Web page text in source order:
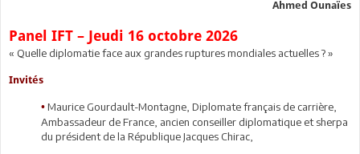
Ahmed Ounaïes
Panel IFT – Jeudi 16 octobre 2026
« Quelle diplomatie face aux grandes ruptures mondiales actuelles ? »
Invités
• Maurice Gourdault-Montagne, Diplomate français de carrière,
Ambassadeur de France, ancien conseiller diplomatique et sherpa
du président de la République Jacques Chirac,